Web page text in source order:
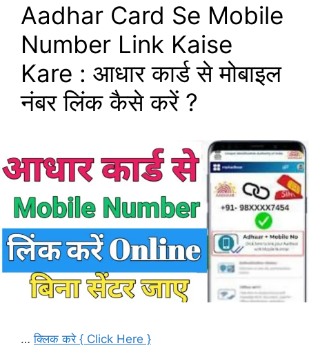
Aadhar Card Se Mobile
Number Link Kaise
Kare : आधार कार्ड से मोबाइल
नंबर लिंक कैसे करें ?
…क्लिक करे { Click Here }